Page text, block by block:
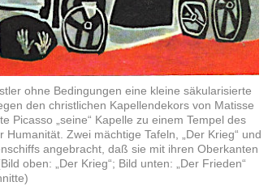
ohne Bedingungen eine kleine säkularisierte
den christlichen Kapellendekors von Matisse
Picasso „seine“ Kapelle zu einem Tempel des
Zwei mächtige Tafeln, „Der Krieg“ und
angebracht, daß sie mit ihren Oberkanten
oben: „Der Krieg“; Bild unten: „Der Frieden“